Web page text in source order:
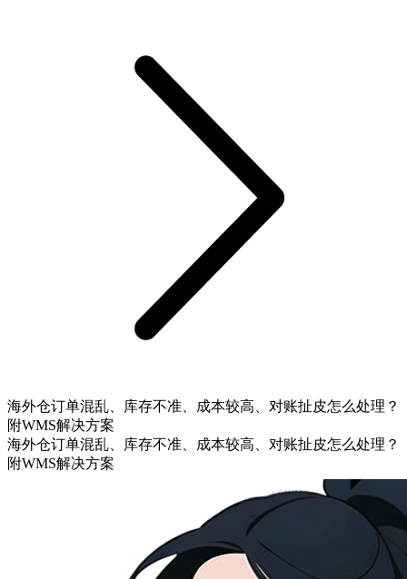
海外仓订单混乱、库存不准、成本较高、对账扯皮怎么处理？
附WMS解决方案
海外仓订单混乱、库存不准、成本较高、对账扯皮怎么处理？
附WMS解决方案